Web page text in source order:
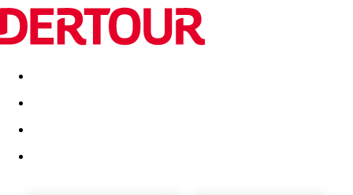
Destinatii Vacanta perfecta OFERTE DE NERATAT